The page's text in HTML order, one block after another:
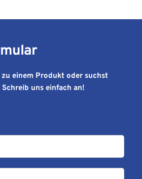
zu einem Produkt oder suchst
uns einfach an!